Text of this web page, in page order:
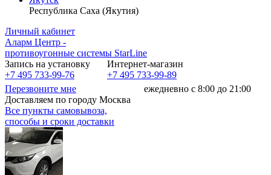
Республика Саха (Якутия)
Личный кабинет
Аларм Центр -
противоугонные системы StarLine
Запись на установку
+7 495 733-99-76
Интернет-магазин
+7 495 733-99-89
Перезвоните мне
ежедневно с 8:00 до 21:00
Доставляем по городу Москва
Все пункты самовывоза,
способы и сроки доставки